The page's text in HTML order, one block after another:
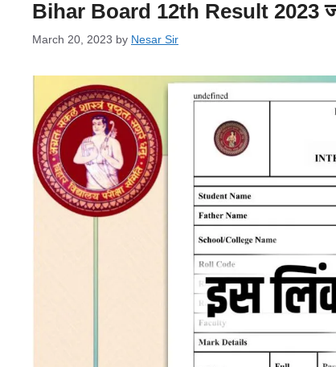
Bihar Board 12th Result 2023
March 20, 2023 by Nesar Sir